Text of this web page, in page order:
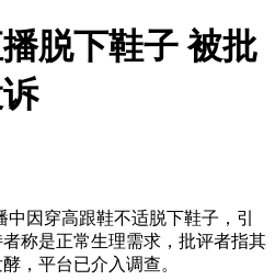
脱下鞋子 被批
因穿高跟鞋不适脱下鞋子，引
称是正常生理需求，批评者指其
，平台已介入调查。